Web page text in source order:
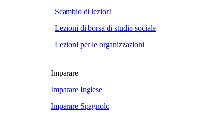
Scambio di lezioni
Lezioni di borsa di studio sociale
Lezioni per le organizzazioni
Imparare
Imparare Inglese
Imparare Spagnolo